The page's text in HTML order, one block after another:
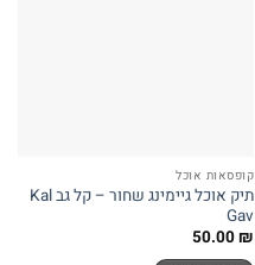
קופסאות אוכל
תיק אוכל גיימינג שחור – קל גב Kal
Gav
50.00₪